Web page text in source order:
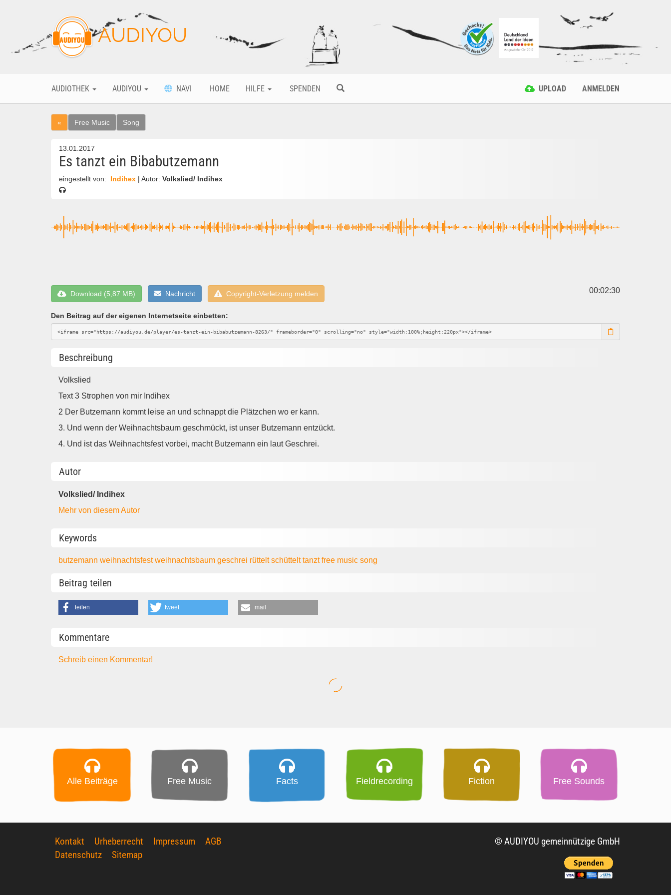
AUDIYOU
AUDIOTHEK AUDIYOU NAVI HOME HILFE SPENDEN UPLOAD ANMELDEN
« Free Music Song
13.01.2017
Es tanzt ein Bibabutzemann
eingestellt von: Indihex | Autor: Volkslied/ Indihex
Download (5,87 MB) Nachricht Copyright-Verletzung melden 00:02:30
Den Beitrag auf der eigenen Internetseite einbetten:
Beschreibung
Volkslied
Text 3 Strophen von mir Indihex
2 Der Butzemann kommt leise an und schnappt die Plätzchen wo er kann.
3. Und wenn der Weihnachtsbaum geschmückt, ist unser Butzemann entzückt.
4. Und ist das Weihnachtsfest vorbei, macht Butzemann ein laut Geschrei.
Autor
Volkslied/ Indihex
Mehr von diesem Autor
Keywords
butzemannweihnachtsfestweihnachtsbaumgeschrei rütteltschüttelttanztfree musicsong
Beitrag teilen
teilen tweet mail
Kommentare
Schreib einen Kommentar!
Alle Beiträge Free Music Facts Fieldrecording Fiction Free Sounds
Kontakt Urheberrecht Impressum
AGB
Datenschutz
Sitemap
© AUDIYOU gemeinnützige GmbH